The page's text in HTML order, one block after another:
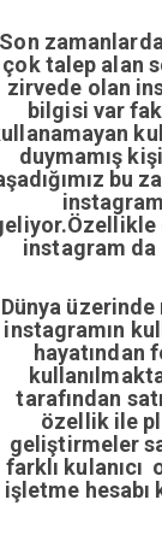
Son
çok talep alan
zirvede olan
bilgisi var
duymamış
bu
instagram da
üzerinde
instagramın
hayatından
tarafından
özellik ile
geliştirmeler
farklı kulanıcı
işletme hesabı